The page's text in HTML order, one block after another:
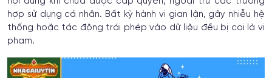
hợp sử dụng cá nhân. Bất kỳ hành vi gian lận, gây nhiễu hệ
thống hoặc tác động trái phép vào dữ liệu đều bị coi là vi
phạm.